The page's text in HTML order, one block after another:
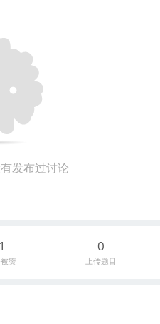
发布过讨论
赞
0
上传题目